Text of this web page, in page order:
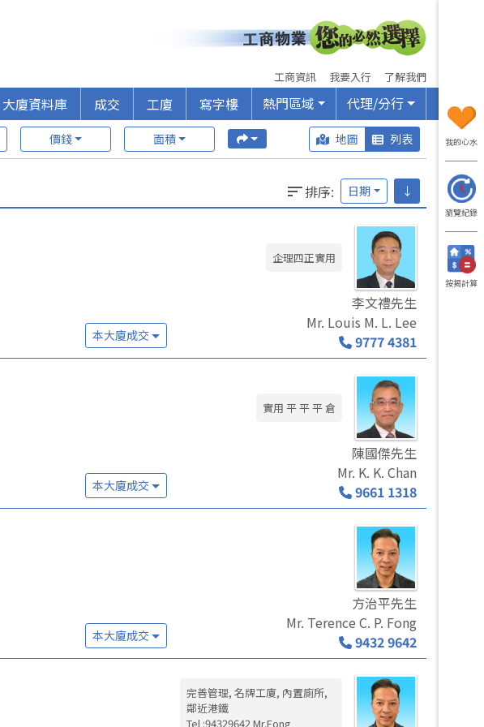
工商資訊 我要入行 了解我們
大廈資料庫 成交 工廈 寫字樓 熱門區域 代理/分行
價錢 面積 地圖 列表
排序: 日期 ↓
本大廈成交
企理四正實用
李文禮先生
Mr. Louis M. L. Lee
9777 4381
本大廈成交
實用 平 平 平 倉
陳國傑先生
Mr. K. K. Chan
9661 1318
本大廈成交
方治平先生
Mr. Terence C. P. Fong
9432 9642
完善管理, 名牌工廈, 內置廁所,
鄰近港鐵
Tel :94329642 Mr.Fong
我的心水
瀏覽紀錄
按揭計算